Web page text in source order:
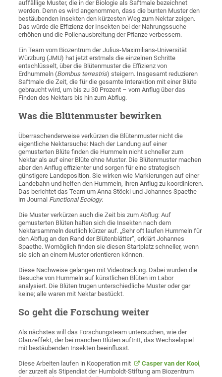
auffällige Muster, die in der Biologie als Saftmale bezeichnet
werden. Denn es wird angenommen, dass die bunten Muster den
bestäubenden Insekten den kürzesten Weg zum Nektar zeigen.
Das würde die Effizienz der Insekten bei der Nahrungssuche
erhöhen und die Pollenausbreitung der Pflanze verbessern.
Ein Team vom Biozentrum der Julius-Maximilians-Universität
Würzburg (JMU) hat jetzt erstmals die einzelnen Schritte
entschlüsselt, über die Blütenmuster die Effizienz von
Erdhummeln (Bombus terrestris) steigern. Insgesamt reduzieren
Saftmale die Zeit, die für die gesamte Interaktion mit einer Blüte
gebraucht wird, um bis zu 30 Prozent – vom Anflug über das
Finden des Nektars bis hin zum Abflug.
Was die Blütenmuster bewirken
Überraschenderweise verkürzen die Blütenmuster nicht die
eigentliche Nektarsuche: Nach der Landung auf einer
gemusterten Blüte finden die Hummeln nicht schneller zum
Nektar als auf einer Blüte ohne Muster. Die Blütenmuster machen
aber den Anflug effizienter und sorgen für eine strategisch
günstigere Landeposition. Sie wirken wie Markierungen auf einer
Landebahn und helfen den Hummeln, ihren Anflug zu koordinieren.
Das berichtet das Team um Anna Stöckl und Johannes Spaethe
im Journal Functional Ecology.
Die Muster verkürzen auch die Zeit bis zum Abflug: Auf
gemusterten Blüten halten sich die Insekten nach dem
Nektarsammeln deutlich kürzer auf. „Sehr oft laufen Hummeln für
den Abflug an den Rand der Blütenblätter“, erklärt Johannes
Spaethe. Womöglich finden sie diesen Startplatz schneller, wenn
sie sich an einem Muster orientieren können.
Diese Nachweise gelangen mit Videotracking. Dabei wurden die
Besuche von Hummeln auf künstlichen Blüten im Labor
analysiert. Die Blüten trugen unterschiedliche Muster oder gar
keine; alle waren mit Nektar bestückt.
So geht die Forschung weiter
Als nächstes will das Forschungsteam untersuchen, wie der
Glanzeffekt, der bei manchen Blüten auftritt, das Wechselspiel
mit bestäubenden Insekten beeinflusst.
Diese Arbeiten laufen in Kooperation mit Casper van der Kooi,
der zurzeit als Stipendiat der Humboldt-Stiftung am Biozentrum